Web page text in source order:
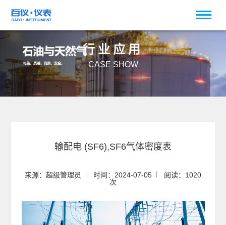
行业应用
CASE SHOW
输配电 (SF6),SF6气体密度表
来源：超级管理员 时间：2024-07-05
阅读：1020
次